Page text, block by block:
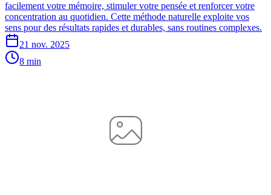
facilement votre mémoire, stimuler votre pensée et renforcer votre
concentration au quotidien. Cette méthode naturelle exploite vos
sens pour des résultats rapides et durables, sans routines complexes.
21 nov. 2025
8 min